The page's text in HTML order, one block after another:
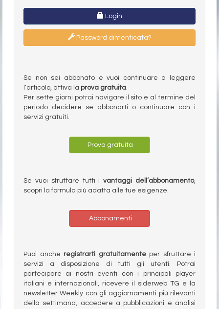
Login
Password dimenticata?
Se non sei abbonato e vuoi continuare a leggere
l’articolo, attiva la prova gratuita.
Per sette giorni potrai navigare il sito e al termine del
periodo decidere se abbonarti o continuare con i
servizi gratuiti.
Prova gratuita
Se vuoi sfruttare tutti ivantaggi dell’abbonamento,
scopri la formula più adatta alle tue esigenze.
Abbonamenti
Puoi anche registrarti gratuitamenteper sfruttare i
servizi a disposizione di tutti gli utenti. Potrai
partecipare ai nostri eventi con i principali player
italiani e internazionali, ricevere il siderweb TG e la
newsletter Weekly con gli aggiornamenti più rilevanti
della settimana, accedere a pubblicazioni e analisi